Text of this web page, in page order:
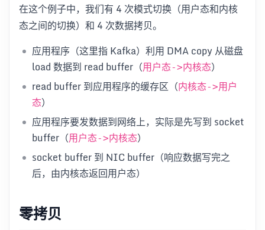
在这个例子中，我们有 4 次模式切换（用户态和内核
态之间的切换）和 4 次数据拷贝。
应用程序（这里指 Kafka）利用 DMA copy 从磁盘
load 数据到 read buffer（用户态->内核态）
read buffer 到应用程序的缓存区（内核态->用户
态）
应用程序要发数据到网络上，实际是先写到 socket
buffer（用户态->内核态）
socket buffer 到 NIC buffer（响应数据写完之
后，由内核态返回用户态）
零拷贝